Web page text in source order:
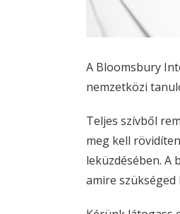
A Bloomsbury
nemzetközi
Teljes szívből
meg kell
leküzdésében. A
amire szükséged